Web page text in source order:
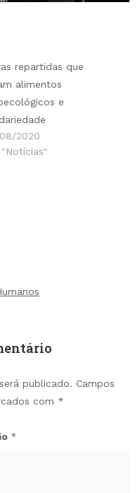
repartidas que
alimentos
e
2020
"Notícias"
publicado. Campos
com *
*